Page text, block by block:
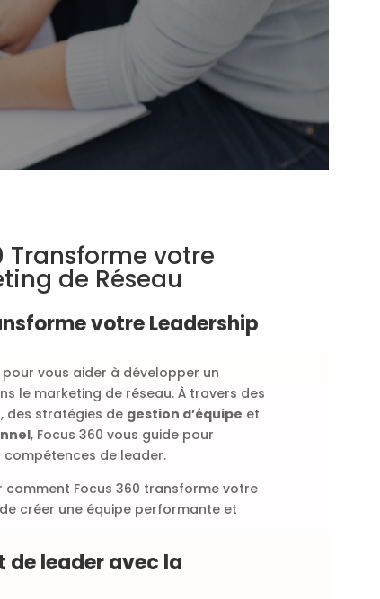
Transforme votre
de Réseau
votre Leadership
vous aider à développer un
le marketing de réseau. À travers des
, des stratégies de gestion d’équipe et
, Focus 360 vous guide pour
de leader.
Focus 360 transforme votre
créer une équipe performante et
de leader avec la